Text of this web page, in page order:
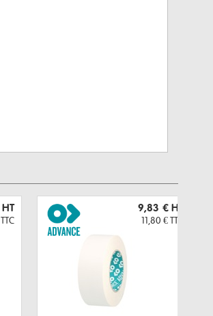
HT
TTC
9,83 € HT
11,80 € TTC